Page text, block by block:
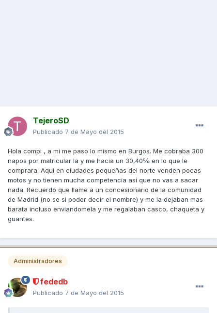
TejeroSD
Publicado 7 de Mayo del 2015
Hola compi , a mi me paso lo mismo en Burgos. Me cobraba 300
napos por matricular la y me hacia un 30,40℅ en lo que le
comprara. Aquí en ciudades pequeñas del norte venden pocas
motos y no tienen mucha competencia así que no vas a sacar
nada. Recuerdo que llame a un concesionario de la comunidad
de Madrid (no se si poder decir el nombre) y me la dejaban mas
barata incluso enviandomela y me regalaban casco, chaqueta y
guantes.
Administradores
fededb
Publicado 7 de Mayo del 2015